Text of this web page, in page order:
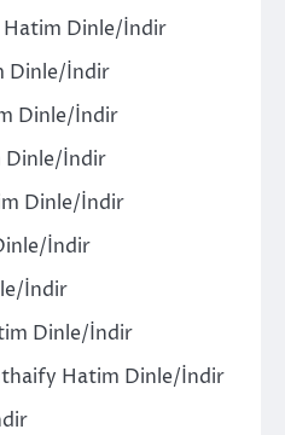
Hatim Dinle/İndir
Dinle/İndir
Dinle/İndir
Dinle/İndir
Dinle/İndir
İndir
İndir
Dinle/İndir
Hatim Dinle/İndir